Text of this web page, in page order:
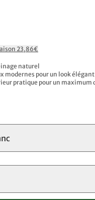
23,86€
naturel
modernes pour un look élégant
pratique pour un maximum